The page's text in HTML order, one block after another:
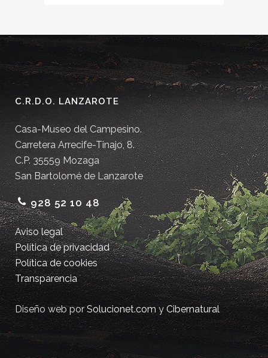
C.R.D.O. LANZAROTE
Casa-Museo del Campesino.
Carretera Arrecife-Tinajo, 8.
C.P. 35559 Mozaga
San Bartolomé de Lanzarote
928 52 10 48
Aviso legal
Política de privacidad
Política de cookies
Transparencia
Diseño web porSolucionet.comyCibernatural